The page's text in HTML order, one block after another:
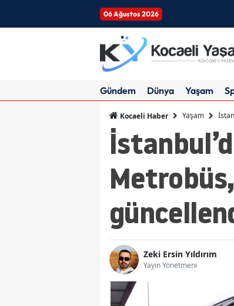
06 Ağustos 2026
Gündem Dünya Yaşam
Kocaeli Haber Yaşam
Zeki Ersin Yıldırım
Yayın Yönetmeni